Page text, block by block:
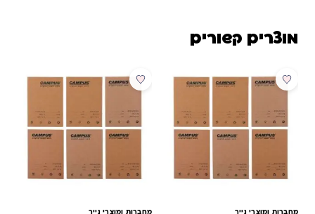
מוצרים קשורים
מבצע
מחברות ומוצרי נייר
מבצע
מחברות ומוצרי נייר